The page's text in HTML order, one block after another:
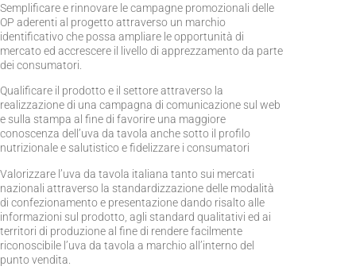
Semplificare e rinnovare le campagne promozionali delle
OP aderenti al progetto attraverso un marchio
identificativo che possa ampliare le opportunità di
mercato ed accrescere il livello di apprezzamento da parte
dei consumatori.
Qualificare il prodotto e il settore attraverso la
realizzazione di una campagna di comunicazione sul web
e sulla stampa al fine di favorire una maggiore
conoscenza dell’uva da tavola anche sotto il profilo
nutrizionale e salutistico e fidelizzare i consumatori
Valorizzare l’uva da tavola italiana tanto sui mercati
nazionali attraverso la standardizzazione delle modalità
di confezionamento e presentazione dando risalto alle
informazioni sul prodotto, agli standard qualitativi ed ai
territori di produzione al fine di rendere facilmente
riconoscibile l’uva da tavola a marchio all’interno del
punto vendita.